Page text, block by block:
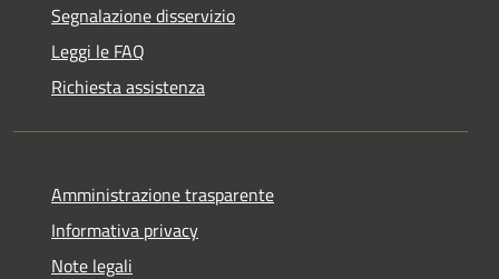
Segnalazione disservizio
Leggi le FAQ
Richiesta assistenza
Amministrazione trasparente
Informativa privacy
Note legali